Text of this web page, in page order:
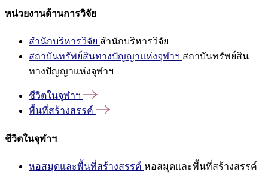
หน่วยงานด้านการวิจัย
สำนักบริหารวิจัย สำนักบริหารวิจัย
สถาบันทรัพย์สินทางปัญญาแห่งจุฬาฯ สถาบันทรัพย์สิน
ทางปัญญาแห่งจุฬาฯ
ชีวิตในจุฬาฯ
พื้นที่สร้างสรรค์
ชีวิตในจุฬาฯ
หอสมุดและพื้นที่สร้างสรรค์ หอสมุดและพื้นที่สร้างสรรค์